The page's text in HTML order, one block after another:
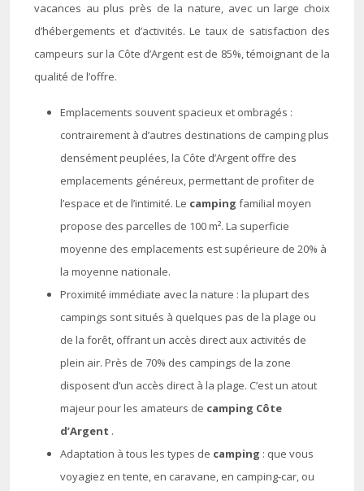
vacances au plus près de la nature, avec un large choix
d’hébergements et d’activités. Le taux de satisfaction des
campeurs sur la Côte d’Argent est de 85%, témoignant de la
qualité de l’offre.
Emplacements souvent spacieux et ombragés :
contrairement à d’autres destinations de camping plus
densément peuplées, la Côte d’Argent offre des
emplacements généreux, permettant de profiter de
l’espace et de l’intimité. Le camping familial moyen
propose des parcelles de 100 m². La superficie
moyenne des emplacements est supérieure de 20% à
la moyenne nationale.
Proximité immédiate avec la nature : la plupart des
campings sont situés à quelques pas de la plage ou
de la forêt, offrant un accès direct aux activités de
plein air. Près de 70% des campings de la zone
disposent d’un accès direct à la plage. C’est un atout
majeur pour les amateurs de camping Côte
d’Argent .
Adaptation à tous les types de camping : que vous
voyagiez en tente, en caravane, en camping-car, ou